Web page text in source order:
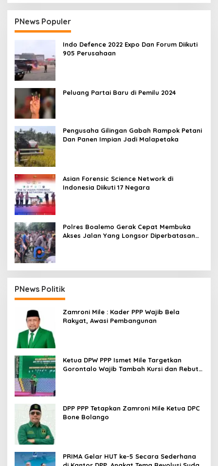
PNews Populer
Indo Defence 2022 Expo Dan Forum Diikuti
905 Perusahaan
Peluang Partai Baru di Pemilu 2024
Pengusaha Gilingan Gabah Rampok Petani
Dan Panen Impian Jadi Malapetaka
Asian Forensic Science Network di
Indonesia Diikuti 17 Negara
Polres Boalemo Gerak Cepat Membuka
Akses Jalan Yang Longsor Diperbatasan
PNews Politik
Zamroni Mile : Kader PPP Wajib Bela
Rakyat, Awasi Pembangunan
Ketua DPW PPP Ismet Mile Targetkan
Gorontalo Wajib Tambah Kursi dan Rebut
DPP PPP Tetapkan Zamroni Mile Ketua DPC
Bone Bolango
PRIMA Gelar HUT ke-5 Secara Sederhana